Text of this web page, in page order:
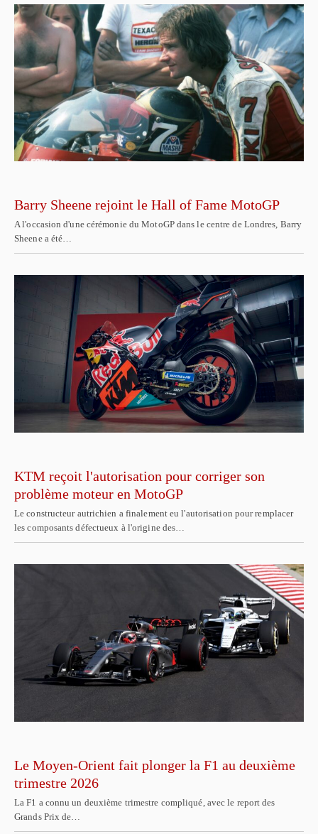
Barry Sheene rejoint le Hall of Fame MotoGP
A l'occasion d'une cérémonie du MotoGP dans le centre de Londres, Barry
Sheene a été…
KTM reçoit l'autorisation pour corriger son
problème moteur en MotoGP
Le constructeur autrichien a finalement eu l'autorisation pour remplacer
les composants défectueux à l'origine des…
Le Moyen-Orient fait plonger la F1 au deuxième
trimestre 2026
La F1 a connu un deuxième trimestre compliqué, avec le report des
Grands Prix de…